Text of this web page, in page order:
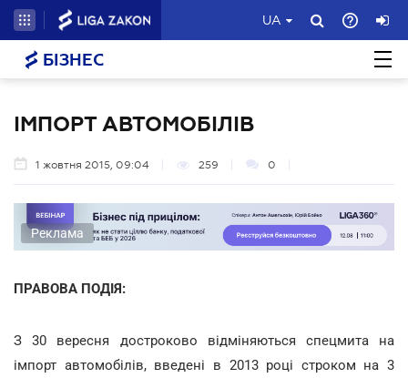
UA
БІЗНЕС
ІМПОРТ АВТОМОБІЛІВ
1 жовтня 2015, 09:04 259 0
Реклама
ПРАВОВА ПОДІЯ:
З 30 вересня достроково відміняються спецмита на
імпорт автомобілів, введені в 2013 році строком на 3